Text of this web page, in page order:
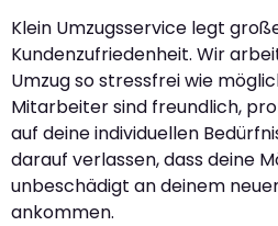
Klein Umzugsservice legt
Kundenzufriedenheit. Wir
Umzug so stressfrei wie
Mitarbeiter sind freundlich,
auf deine individuellen
darauf verlassen, dass deine
unbeschädigt an deinem
ankommen.